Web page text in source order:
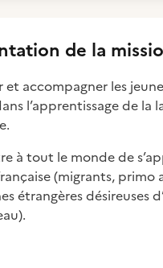
de la
et accompagner les
l’apprentissage de la
à tout le monde de
(migrants, primo
étrangères désireuses